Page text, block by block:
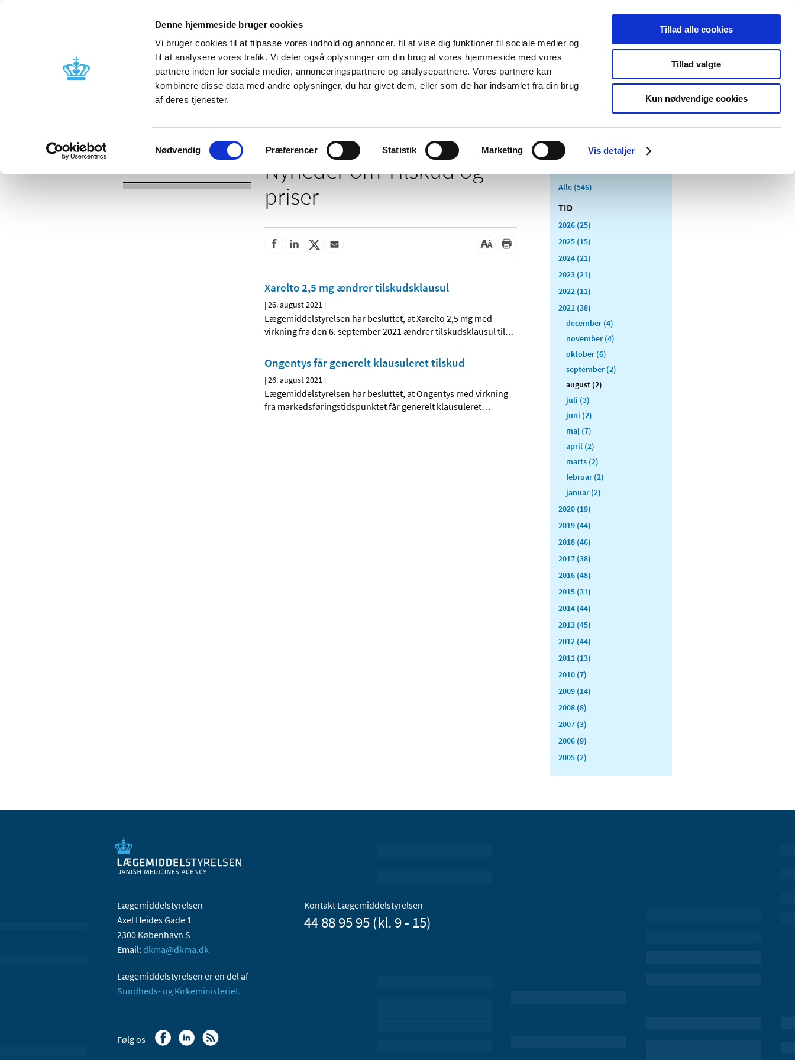
Denne hjemmeside bruger cookies
Vi bruger cookies til at tilpasse vores indhold og annoncer, til at vise dig funktioner til sociale medier og
til at analysere vores trafik. Vi deler også oplysninger om din brug af vores hjemmeside med vores
partnere inden for sociale medier, annonceringspartnere og analysepartnere. Vores partnere kan
kombinere disse data med andre oplysninger, du har givet dem, eller som de har indsamlet fra din brug
af deres tjenester.
Samtykkevalg
Nødvendig Præferencer Statistik Marketing Vis detaljer
Tillad alle cookies
Tillad valgte
Kun nødvendige cookies
Nyheder Om os Kontakt Udgivelser
Godkendelse og
Bivirkninger og
produktinformation
Tilskud og
Apoteker og salg af
Medicinsk
Særlige
produktområder
Nyheder om Tilskud og
priser
Xarelto 2,5 mg ændrer tilskudsklausul
|26. august 2021 |
Lægemiddelstyrelsen har besluttet, at Xarelto 2,5 mg med
virkning fra den 6. september 2021 ændrer tilskudsklausul til…
Ongentys får generelt klausuleret tilskud
|26. august 2021 |
Lægemiddelstyrelsen har besluttet, at Ongentys med virkning
fra markedsføringstidspunktet får generelt klausuleret…
Alle (546)
TID
2026 (25)
2025 (15)
2024 (21)
2023 (21)
2022 (11)
2021 (38)
december (4)
november (4)
oktober (6)
september (2)
august (2)
juli (3)
juni (2)
maj (7)
april (2)
marts (2)
februar (2)
januar (2)
2020 (19)
2019 (44)
2018 (46)
2017 (38)
2016 (48)
2015 (31)
2014 (44)
2013 (45)
2012 (44)
2011 (13)
2010 (7)
2009 (14)
2008 (8)
2007 (3)
2006 (9)
2005 (2)
Lægemiddelstyrelsen
Axel Heides Gade 1
2300 København S
Email: dkma@dkma.dk
Lægemiddelstyrelsen er en del af
Sundheds- og Kirkeministeriet.
Kontakt Lægemiddelstyrelsen
44 88 95 95 (kl. 9 - 15)
Følg os